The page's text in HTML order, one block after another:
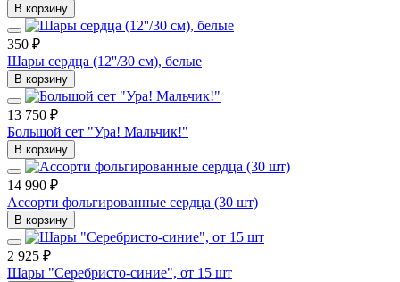
В корзину
350 ₽
Шары сердца (12''/30 см), белые
В корзину
13 750 ₽
Большой сет "Ура! Мальчик!"
В корзину
14 990 ₽
Ассорти фольгированные сердца (30 шт)
В корзину
2 925 ₽
Шары "Серебристо-синие", от 15 шт